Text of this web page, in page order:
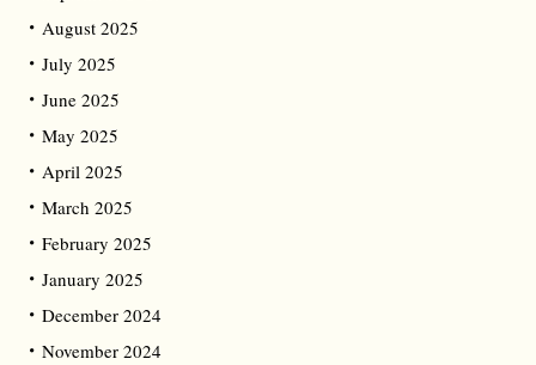
August 2025
July 2025
June 2025
May 2025
April 2025
March 2025
February 2025
January 2025
December 2024
November 2024